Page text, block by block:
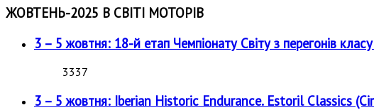
ЖОВТЕНЬ-2025 В СВІТІ МОТОРІВ
3 – 5 жовтня: 18-й етап Чемпіонату Світу з перегонів
3337
3 – 5 жовтня: Iberian Historic Endurance. Estoril Classics